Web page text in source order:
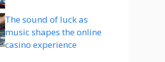
The sound of luck as
music shapes the online
casino experience